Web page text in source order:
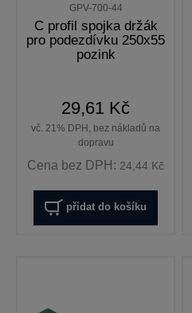
GPV-700-44
C profil spojka držák
pro podezdívku 250x55
pozink
29,61 Kč
vč. 21% DPH, bez nákladů na
dopravu
Cena bez DPH: 24,44 Kč
přidat do košíku